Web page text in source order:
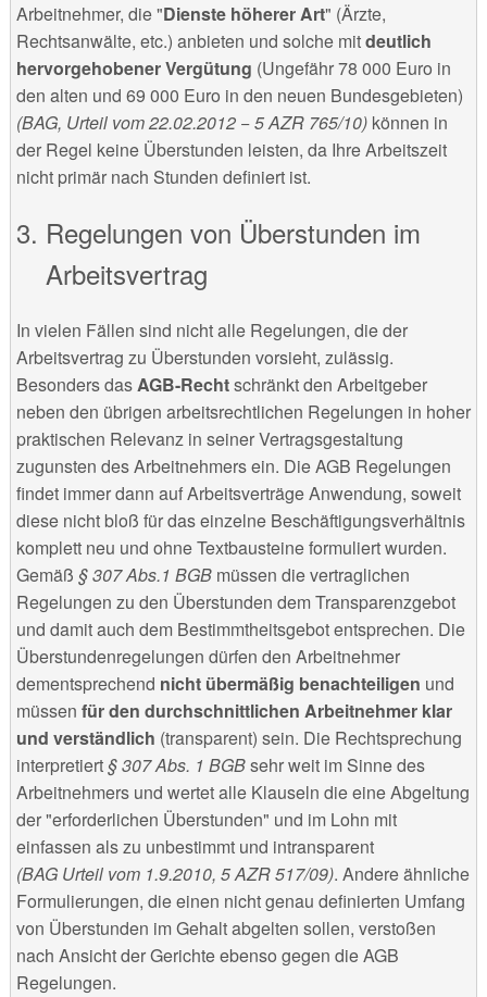
Arbeitnehmer, die "Dienste höherer Art" (Ärzte,
Rechtsanwälte, etc.) anbieten und solche mitdeutlich
hervorgehobener Vergütung (Ungefähr 78 000 Euro in
den alten und 69 000 Euro in den neuen Bundesgebieten)
(BAG, Urteil vom 22.02.2012 − 5 AZR 765/10)können in
der Regel keine Überstunden leisten, da Ihre Arbeitszeit
nicht primär nach Stunden definiert ist.
Regelungen von Überstunden im
Arbeitsvertrag
In vielen Fällen sind nicht alle Regelungen, die der
Arbeitsvertrag zu Überstunden vorsieht, zulässig.
Besonders dasAGB-Rechtschränkt den Arbeitgeber
neben den übrigen arbeitsrechtlichen Regelungen in hoher
praktischen Relevanz in seiner Vertragsgestaltung
zugunsten des Arbeitnehmers ein. Die AGB Regelungen
findet immer dann auf Arbeitsverträge Anwendung, soweit
diese nicht bloß für das einzelne Beschäftigungsverhältnis
komplett neu und ohne Textbausteine formuliert wurden.
Gemäß § 307 Abs.1 BGB müssen die vertraglichen
Regelungen zu den Überstunden dem Transparenzgebot
und damit auch dem Bestimmtheitsgebot entsprechen. Die
Überstundenregelungen dürfen den Arbeitnehmer
dementsprechend nicht übermäßig benachteiligen und
müssen für den durchschnittlichen Arbeitnehmer klar
und verständlich (transparent) sein. Die Rechtsprechung
interpretiert § 307 Abs. 1 BGBsehr weit im Sinne des
Arbeitnehmers und wertet alle Klauseln die eine Abgeltung
der "erforderlichen Überstunden" und im Lohn mit
einfassen als zu unbestimmt und intransparent
(BAG Urteil vom 1.9.2010, 5 AZR 517/09). Andere ähnliche
Formulierungen, die einen nicht genau definierten Umfang
von Überstunden im Gehalt abgelten sollen, verstoßen
nach Ansicht der Gerichte ebenso gegen die AGB
Regelungen.